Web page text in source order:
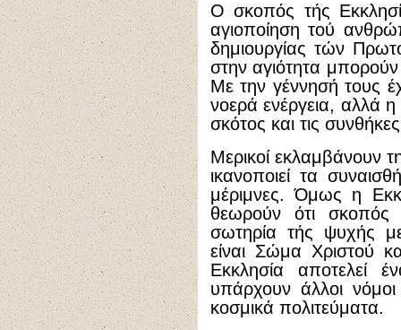
Ο σκοπός τής
αγιοποίηση τού
δημιουργίας τών
στην αγιότητα
Με την γέννησή τους
νοερά ενέργεια, αλλά η
σκότος και τις
Μερικοί εκλαμβάνουν
ικανοποιεί τα
μέριμνες. Όμως η
θεωρούν ότι
σωτηρία τής ψυχής
είναι Σώμα Χριστού
Εκκλησία αποτελεί
υπάρχουν άλλοι
κοσμικά πολιτεύματα.